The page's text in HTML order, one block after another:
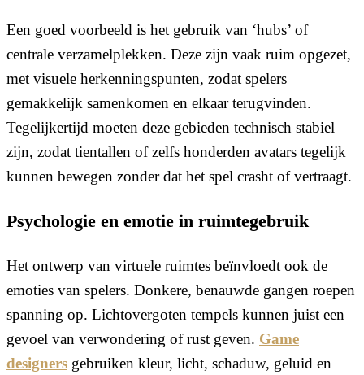
Een goed voorbeeld is het gebruik van ‘hubs’ of
centrale verzamelplekken. Deze zijn vaak ruim opgezet,
met visuele herkenningspunten, zodat spelers
gemakkelijk samenkomen en elkaar terugvinden.
Tegelijkertijd moeten deze gebieden technisch stabiel
zijn, zodat tientallen of zelfs honderden avatars tegelijk
kunnen bewegen zonder dat het spel crasht of vertraagt.
Psychologie en emotie in ruimtegebruik
Het ontwerp van virtuele ruimtes beïnvloedt ook de
emoties van spelers. Donkere, benauwde gangen roepen
spanning op. Lichtovergoten tempels kunnen juist een
gevoel van verwondering of rust geven. Game
designers gebruiken kleur, licht, schaduw, geluid en